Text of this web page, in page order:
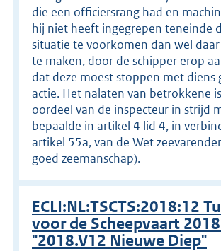
die een officiersrang had en
hij niet heeft ingegrepen teneinde
situatie te voorkomen dan wel
te maken, door de schipper erop
dat deze moest stoppen met diens
actie. Het nalaten van betrokkene
oordeel van de inspecteur in strijd
bepaalde in artikel 4 lid 4, in
artikel 55a, van de Wet
goed zeemanschap).
ECLI:NL:TSCTS:2018:12
voor de Scheepvaart
"2018.V12 Nieuwe Diep"